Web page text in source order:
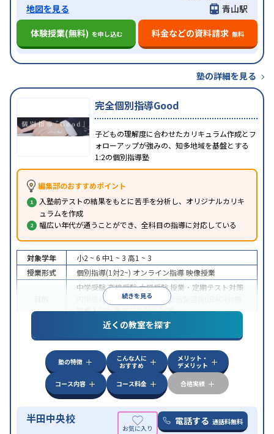
地図を見る
青山駅
体験授業(無料) を申し込む 料金などの資料請求 無料
塾の詳細を見る
完全個別指導Good
子どもの理解度に合わせたカリキュラム作成とフ
ォローアップが強みの、知多地域を基盤とする
1:2の個別指導塾
編集部のおすすめポイント
入塾前テストの結果をもとに苦手を分析し、オリジナルカリキ
ュラムを作成
幅広い年代が通うことができ、全科目の指導に対応している
続きを見る
対象学年 小2 ~ 6 中1 ~ 3 高1 ~ 3
授業形式
個別指導(1対2~) オンライン指導映像授業
中学受験高校受験大学受験 授業・定期テスト対策
内申点対策
学習習慣の定着
総合型選抜(旧AO)対策
推薦入試対策学校別特化対策
特徴
中高一貫校生に対応授業の振替可能
オンライン対応1科目から受講可能季節講習の
みの受講可
近くの教室を探す
塾の特徴
こんな人に
おすすめ
メリット・
デメリット
コース内容
コース料金 合格実績
半田中央校 電話する 通話料無料